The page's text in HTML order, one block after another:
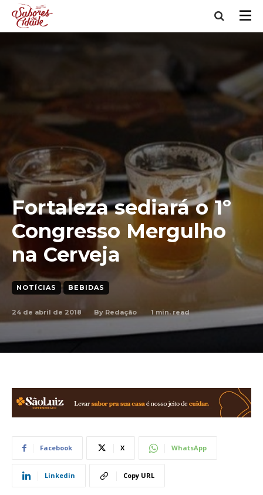
Fortaleza sediará o 1º
Congresso Mergulho
na Cerveja
NOTÍCIAS BEBIDAS
24 de abril de 2018 By Redação 1 min. read
Facebook X WhatsApp
Linkedin Copy URL